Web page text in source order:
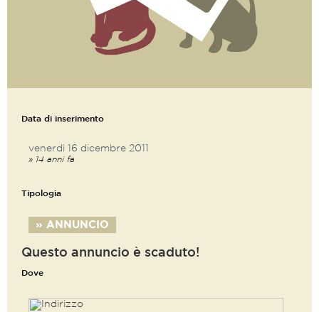
Data di inserimento
venerdì 16 dicembre 2011
» 14 anni fa
Tipologia
» ANNUNCIO
Questo annuncio è scaduto!
Dove